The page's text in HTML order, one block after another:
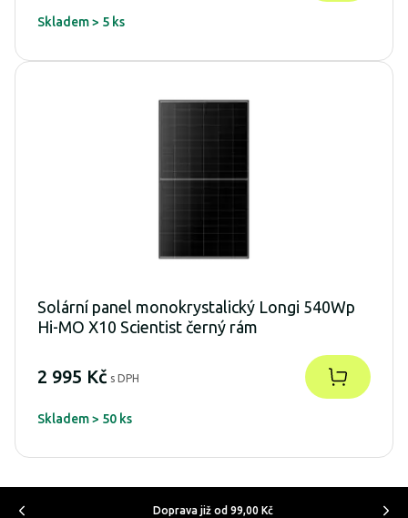
Skladem > 5 ks
Solární panel monokrystalický Longi 540Wp
Hi-MO X10 Scientist černý rám
2 995 Kč s DPH
Skladem > 50 ks
Doprava již od 99,00 Kč